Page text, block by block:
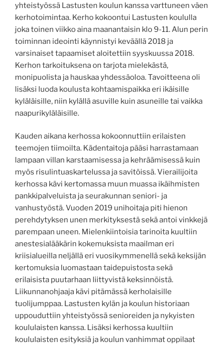
yhteistyössä Lastusten koulun kanssa varttuneen väen
kerhotoimintaa. Kerho kokoontui Lastusten koululla
joka toinen viikko aina maanantaisin klo 9-11. Alun perin
toiminnan ideointi käynnistyi keväällä 2018 ja
varsinaiset tapaamiset aloitettiin syyskuussa 2018.
Kerhon tarkoituksena on tarjota mielekästä,
monipuolista ja hauskaa yhdessäoloa. Tavoitteena oli
lisäksi luoda koulusta kohtaamispaikka eri ikäisille
kyläläisille, niin kylällä asuville kuin asuneille tai vaikka
naapurikyläläisille.
Kauden aikana kerhossa kokoonnuttiin erilaisten
teemojen tiimoilta. Kädentaitoja pääsi harrastamaan
lampaan villan karstaamisessa ja kehräämisessä kuin
myös risulintuaskartelussa ja savitöissä. Vierailijoita
kerhossa kävi kertomassa muun muassa ikäihmisten
pankkipalveluista ja seurakunnan seniori- ja
vanhustyöstä. Vuoden 2019 unihoitaja piti hienon
perehdytyksen unen merkityksestä sekä antoi vinkkejä
parempaan uneen. Mielenkiintoisia tarinoita kuultiin
anestesialääkärin kokemuksista maailman eri
kriisialueilla neljällä eri vuosikymmenellä sekä keksijän
kertomuksia luomastaan taidepuistosta sekä
erilaisista puutarhaan liittyvistä keksinnöistä.
Liikunnanohjaaja kävi pitämässä kerholaisille
tuolijumppaa. Lastusten kylän ja koulun historiaan
uppouduttiin yhteistyössä senioreiden ja nykyisten
koululaisten kanssa. Lisäksi kerhossa kuultiin
koululaisten esityksiä ja koulun vanhimmat oppilaat